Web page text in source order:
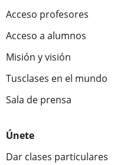
Acceso profesores
Acceso a alumnos
Misión y visión
Tusclases en el mundo
Sala de prensa
Únete
Dar clases particulares